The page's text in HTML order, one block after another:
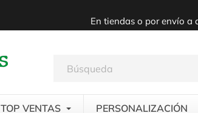
En tiendas o por envío a
TOP VENTAS PERSONALIZACIÓN